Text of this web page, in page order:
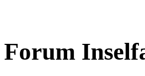
Forum